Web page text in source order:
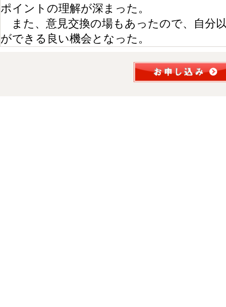
ポイントの理解が深まった。
また、意見交換の場もあったので、自分
ができる良い機会となった。